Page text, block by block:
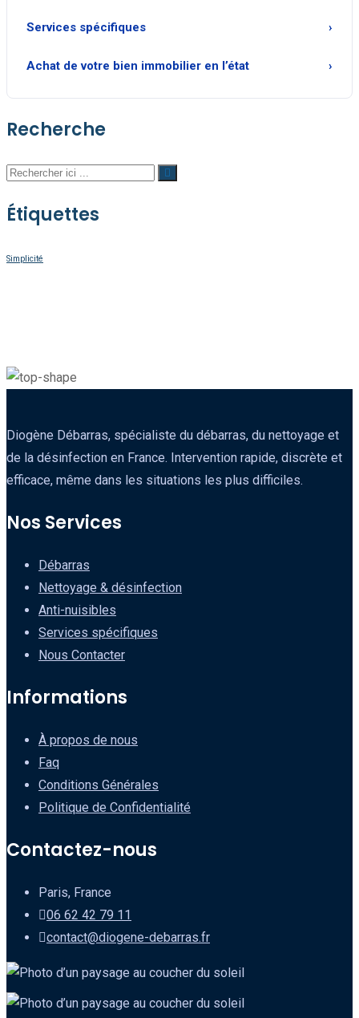
Services spécifiques
Achat de votre bien immobilier en l’état
Recherche
Étiquettes
Simplicité
Diogène Débarras, spécialiste du débarras, du nettoyage et
de la désinfection en France. Intervention rapide, discrète et
efficace, même dans les situations les plus difficiles.
Nos Services
Débarras
Nettoyage & désinfection
Anti-nuisibles
Services spécifiques
Nous Contacter
Informations
À propos de nous
Faq
Conditions Générales
Politique de Confidentialité
Contactez-nous
Paris, France
06 62 42 79 11
contact@diogene-debarras.fr